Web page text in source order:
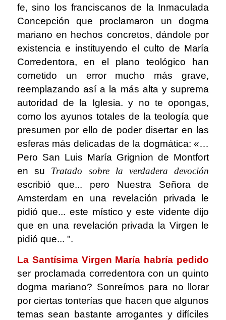
fe, sino los franciscanos de la Inmaculada
Concepción que proclamaron un dogma
mariano en hechos concretos, dándole por
existencia e instituyendo el culto de María
Corredentora, en el plano teológico han
cometido un error mucho más grave,
reemplazando así a la más alta y suprema
autoridad de la Iglesia. y no te opongas,
como los ayunos totales de la teología que
presumen por ello de poder disertar en las
esferas más delicadas de la dogmática: «…
Pero San Luis María Grignion de Montfort
en su Tratado sobre la verdadera devoción
escribió que... pero Nuestra Señora de
Amsterdam en una revelación privada le
pidió que... este místico y este vidente dijo
que en una revelación privada la Virgen le
pidió que... ".
La Santísima Virgen María habría pedido
ser proclamada corredentora con un quinto
dogma mariano? Sonreímos para no llorar
por ciertas tonterías que hacen que algunos
temas sean bastante arrogantes y difíciles